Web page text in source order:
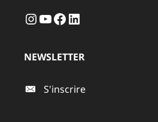
Instagram
YouTube
Facebook
LinkedIn
NEWSLETTER
S'inscrire